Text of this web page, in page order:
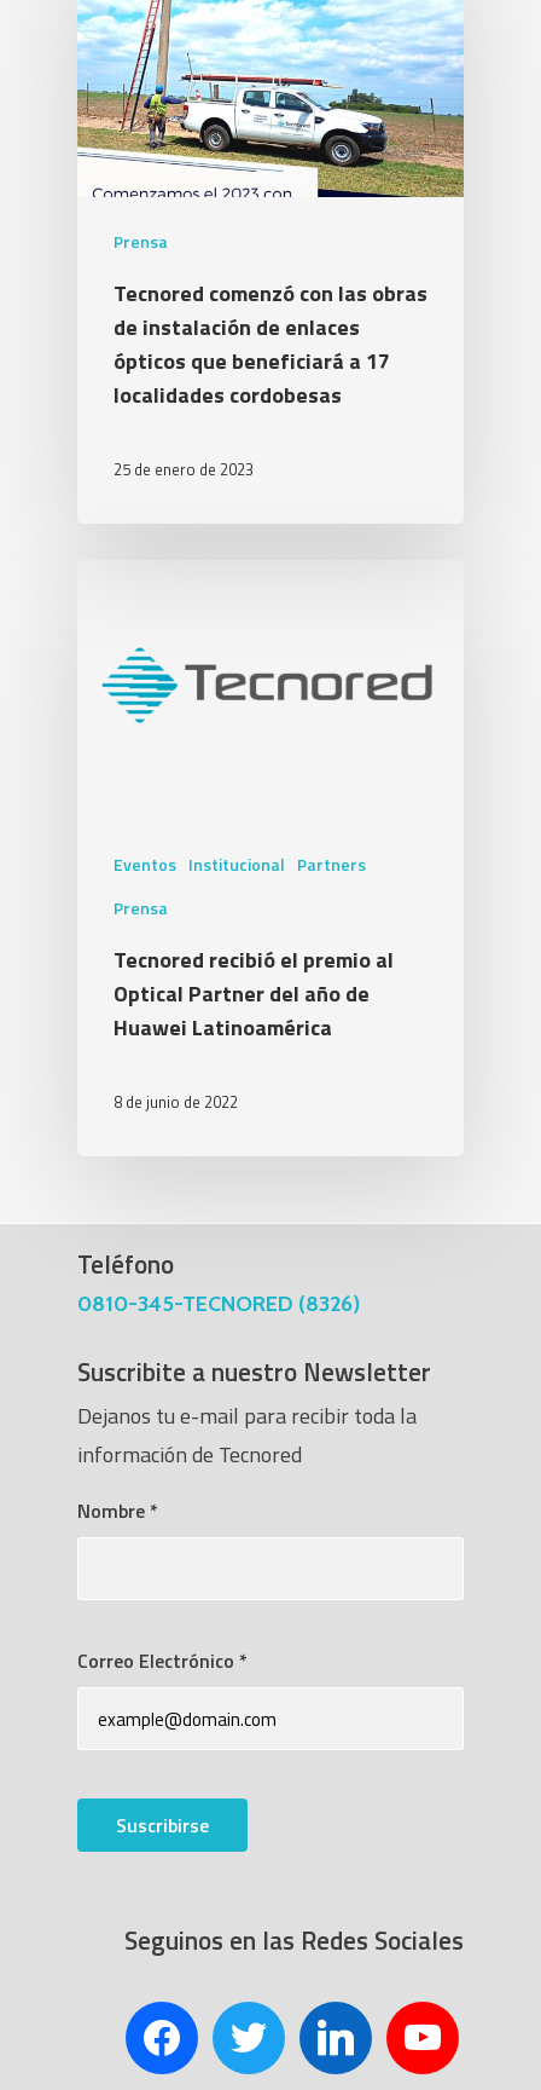
Prensa
Tecnored comenzó con las obras
de instalación de enlaces
ópticos que beneficiará a 17
localidades cordobesas
25 de enero de 2023
Eventos Institucional Partners
Prensa
Tecnored recibió el premio al
Optical Partner del año de
Huawei Latinoamérica
8 de junio de 2022
Teléfono
0810-345-TECNORED (8326)
Suscribite a nuestro Newsletter
Dejanos tu e-mail para recibir toda la
información de Tecnored
Nombre *
Correo Electrónico *
Suscribirse
Seguinos en las Redes Sociales
facebook twitter linkedin youtube